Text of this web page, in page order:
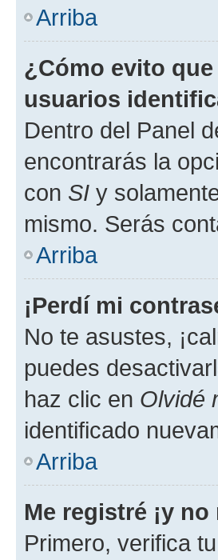
Arriba
¿Cómo evito
usuarios
Dentro del Panel
encontrarás la
con SI y
mismo. Serás
Arriba
¡Perdí mi
No te asustes,
puedes
haz clic en Olvidé
identificado
Arriba
Me registré ¡y
Primero, verifica